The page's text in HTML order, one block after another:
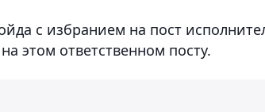
с избранием на пост
этом ответственном посту.